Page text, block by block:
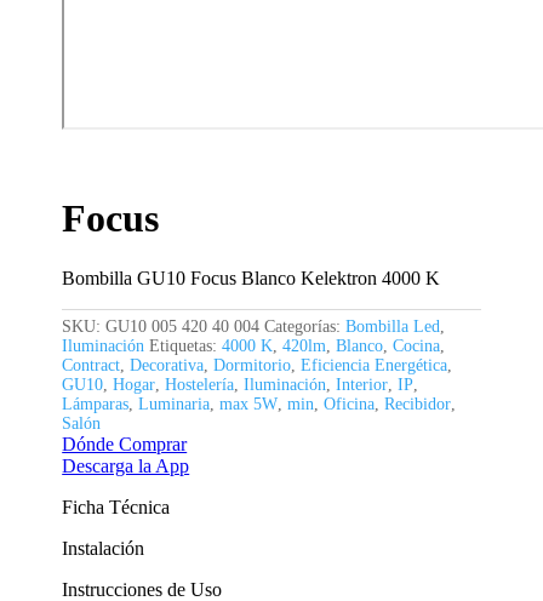
Focus
Bombilla GU10 Focus Blanco Kelektron 4000 K
SKU:GU10 005 420 40 004 Categorías:Bombilla Led
Iluminación Etiquetas:4000 K ,420lm ,Blanco ,Cocina
Contract ,Decorativa ,Dormitorio ,Eficiencia Energética
GU10 ,Hogar ,Hostelería ,Iluminación ,Interior ,IP
Lámparas ,Luminaria ,max 5W ,min ,Oficina ,Recibidor
Salón
Dónde Comprar
Descarga la App
Ficha Técnica
Instalación
Instrucciones de Uso